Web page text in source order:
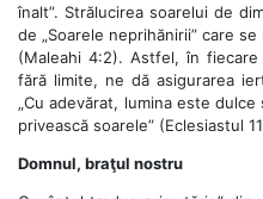
înalt”. Strălucirea soarelui de
de „Soarele neprihănirii” care
(Maleahi 4:2). Astfel, în
fără limite, ne dă asigurarea
„Cu adevărat, lumina este
privească soarele” (Eclesiastul
Domnul, braţul nostru